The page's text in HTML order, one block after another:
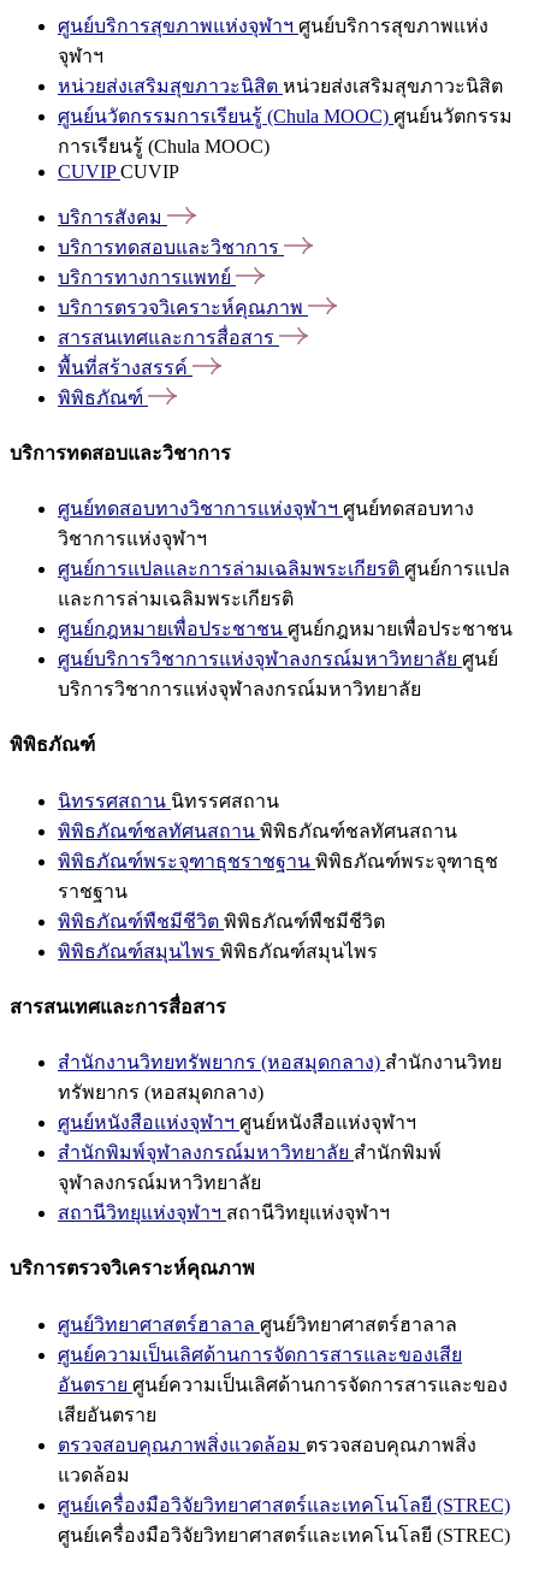
ศูนย์บริการสุขภาพแห่งจุฬาฯ ศูนย์บริการสุขภาพแห่ง
จุฬาฯ
หน่วยส่งเสริมสุขภาวะนิสิต หน่วยส่งเสริมสุขภาวะนิสิต
ศูนย์นวัตกรรมการเรียนรู้ (Chula MOOC) ศูนย์นวัตกรรม
การเรียนรู้ (Chula MOOC)
CUVIPCUVIP
บริการสังคม
บริการทดสอบและวิชาการ
บริการทางการแพทย์
บริการตรวจวิเคราะห์คุณภาพ
สารสนเทศและการสื่อสาร
พื้นที่สร้างสรรค์
พิพิธภัณฑ์
บริการทดสอบและวิชาการ
ศูนย์ทดสอบทางวิชาการแห่งจุฬาฯ ศูนย์ทดสอบทาง
วิชาการแห่งจุฬาฯ
ศูนย์การแปลและการล่ามเฉลิมพระเกียรติ ศูนย์การแปล
และการล่ามเฉลิมพระเกียรติ
ศูนย์กฎหมายเพื่อประชาชน ศูนย์กฎหมายเพื่อประชาชน
ศูนย์บริการวิชาการแห่งจุฬาลงกรณ์มหาวิทยาลัย ศูนย์
บริการวิชาการแห่งจุฬาลงกรณ์มหาวิทยาลัย
พิพิธภัณฑ์
นิทรรศสถาน นิทรรศสถาน
พิพิธภัณฑ์ชลทัศนสถาน พิพิธภัณฑ์ชลทัศนสถาน
พิพิธภัณฑ์พระจุฑาธุชราชฐาน พิพิธภัณฑ์พระจุฑาธุช
ราชฐาน
พิพิธภัณฑ์พืชมีชีวิต พิพิธภัณฑ์พืชมีชีวิต
พิพิธภัณฑ์สมุนไพร พิพิธภัณฑ์สมุนไพร
สารสนเทศและการสื่อสาร
สำนักงานวิทยทรัพยากร (หอสมุดกลาง) สำนักงานวิทย
ทรัพยากร (หอสมุดกลาง)
ศูนย์หนังสือแห่งจุฬาฯ ศูนย์หนังสือแห่งจุฬาฯ
สำนักพิมพ์จุฬาลงกรณ์มหาวิทยาลัย สำนักพิมพ์
จุฬาลงกรณ์มหาวิทยาลัย
สถานีวิทยุแห่งจุฬาฯ สถานีวิทยุแห่งจุฬาฯ
บริการตรวจวิเคราะห์คุณภาพ
ศูนย์วิทยาศาสตร์ฮาลาล ศูนย์วิทยาศาสตร์ฮาลาล
ศูนย์ความเป็นเลิศด้านการจัดการสารและของเสีย
อันตราย ศูนย์ความเป็นเลิศด้านการจัดการสารและของ
เสียอันตราย
ตรวจสอบคุณภาพสิ่งแวดล้อม ตรวจสอบคุณภาพสิ่ง
แวดล้อม
ศูนย์เครื่องมือวิจัยวิทยาศาสตร์และเทคโนโลยี (STREC)
ศูนย์เครื่องมือวิจัยวิทยาศาสตร์และเทคโนโลยี (STREC)